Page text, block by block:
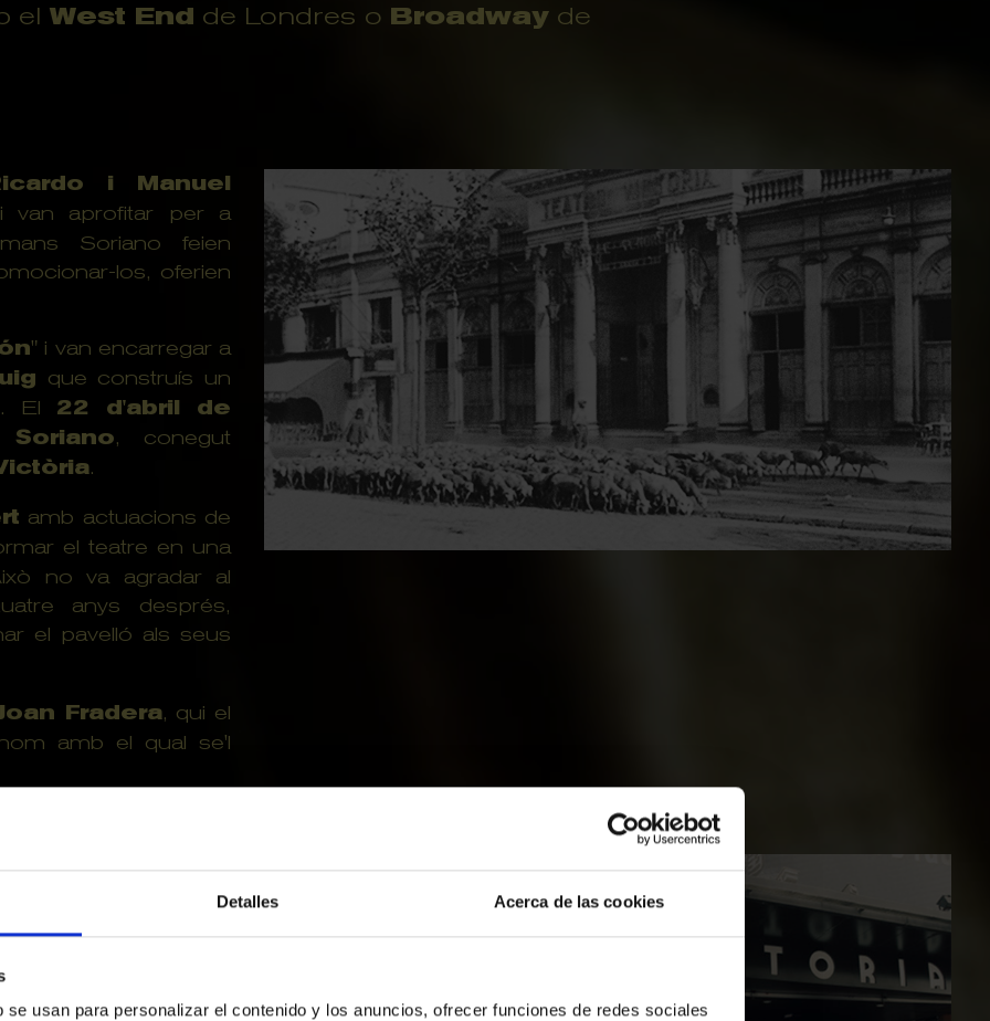
Detalles Acerca de las cookies
usan para personalizar el contenido y los anuncios, ofrecer funciones de redes sociales
el West End de Londres o Broadwayde
i Manuel
van aprofitar per a
Soriano feien
los, oferien
" i van encarregar a
que construís un
El 22 d'abril de
Soriano, conegut
.
amb actuacions de
el teatre en una
no va agradar al
anys després,
el pavelló als seus
Fradera, qui el
amb el qual se'l
comJaume
varietats, i va ser un
1986
a la societat